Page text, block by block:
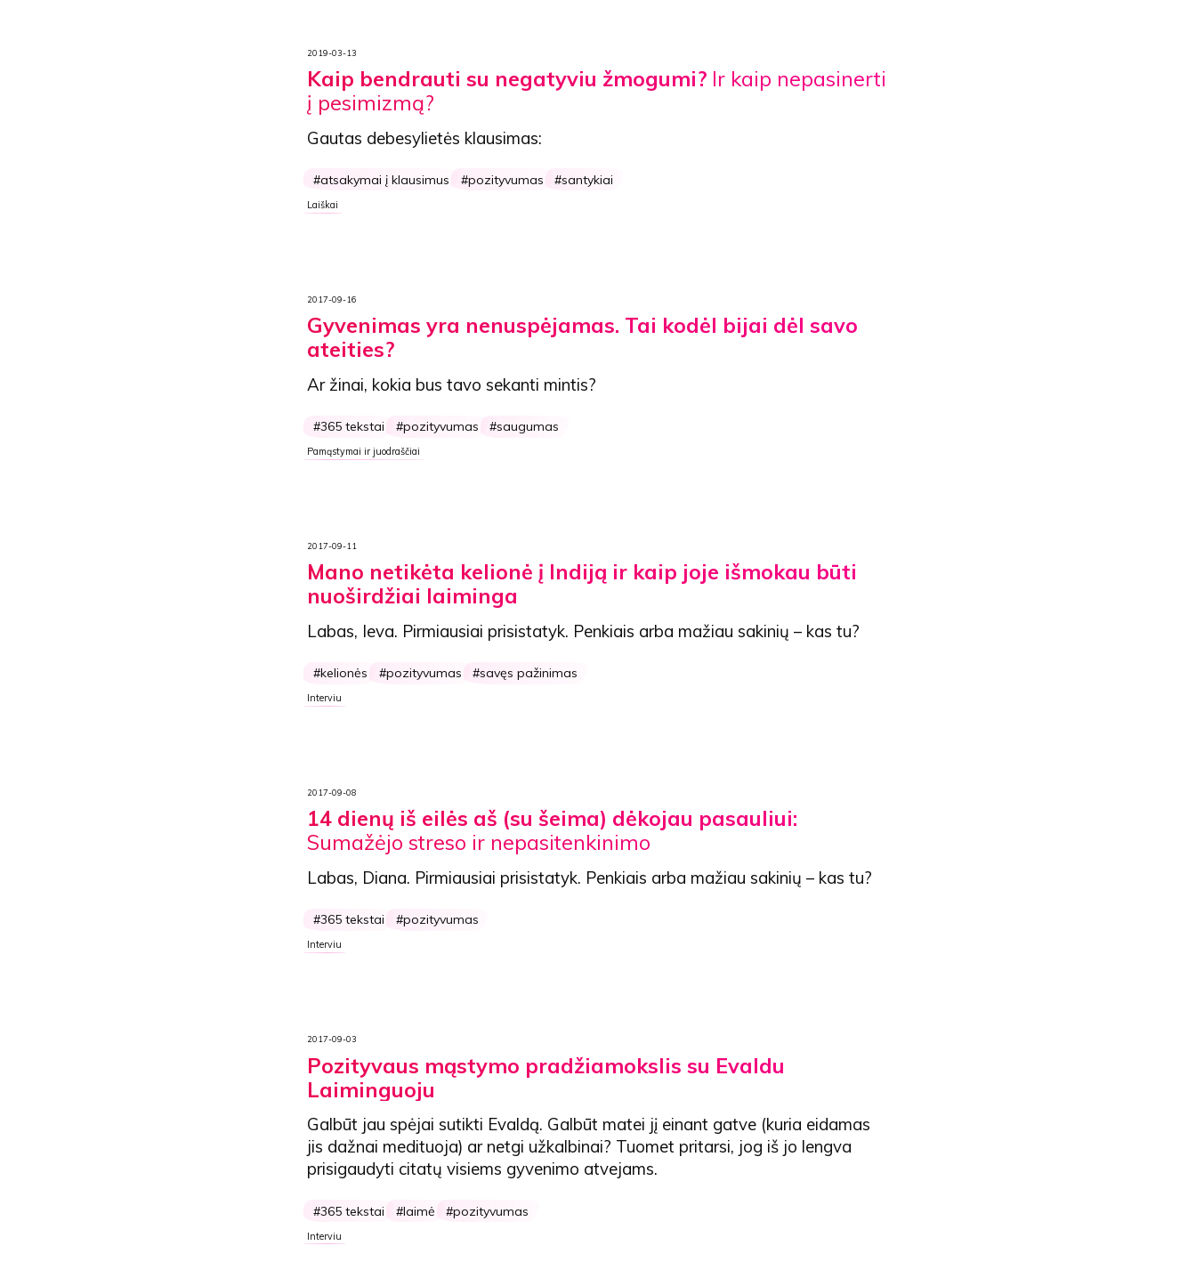
2019-03-13
Kaip bendrauti su negatyviu žmogumi? Ir kaip nepasinerti
į pesimizmą?
Gautas debesylietės klausimas:
atsakymai į klausimus pozityvumas santykiai
Laiškai
2017-09-16
Gyvenimas yra nenuspėjamas. Tai kodėl bijai dėl savo
ateities?
Ar žinai, kokia bus tavo sekanti mintis?
365 tekstai pozityvumas saugumas
Pamąstymai ir juodraščiai
2017-09-11
Mano netikėta kelionė į Indiją ir kaip joje išmokau būti
nuoširdžiai laiminga
Labas, Ieva. Pirmiausiai prisistatyk. Penkiais arba mažiau sakinių – kas tu?
kelionės pozityvumas savęs pažinimas
Interviu
2017-09-08
14 dienų iš eilės aš (su šeima) dėkojau pasauliui:
Sumažėjo streso ir nepasitenkinimo
Labas, Diana. Pirmiausiai prisistatyk. Penkiais arba mažiau sakinių – kas tu?
365 tekstai pozityvumas
Interviu
2017-09-03
Pozityvaus mąstymo pradžiamokslis su Evaldu
Laiminguoju
Galbūt jau spėjai sutikti Evaldą. Galbūt matei jį einant gatve (kuria eidamas
jis dažnai medituoja) ar netgi užkalbinai? Tuomet pritarsi, jog iš jo lengva
prisigaudyti citatų visiems gyvenimo atvejams.
365 tekstai laimė pozityvumas
Interviu